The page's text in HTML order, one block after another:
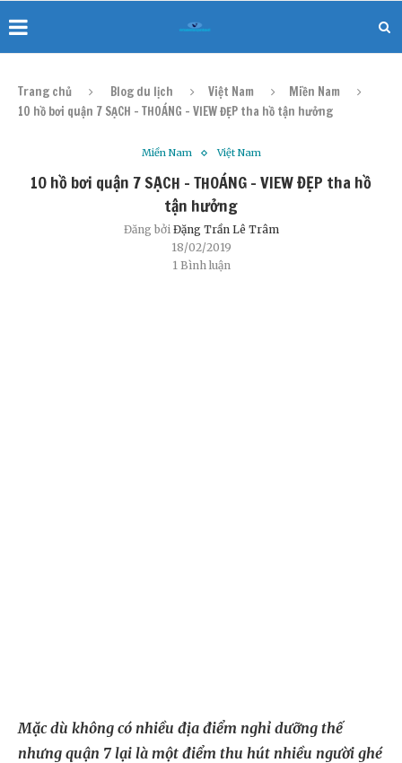
Trang chủ Blog du lịch Việt Nam
Miền Nam
10 hồ bơi quận 7 SẠCH – THOÁNG – VIEW ĐẸP tha hồ tận hưởng
Miền Nam Việt Nam
10 hồ bơi quận 7 SẠCH – THOÁNG – VIEW ĐẸP tha hồ
tận hưởng
Đăng bởi Đặng Trần Lê Trâm
18/02/2019
1 Bình luận
Mặc dù không có nhiều địa điểm nghỉ dưỡng thế
nhưng quận 7 lại là một điểm thu hút nhiều người ghé